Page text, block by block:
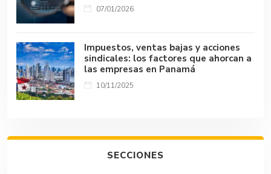
07/01/2026
Impuestos, ventas bajas y acciones
sindicales: los factores que ahorcan a
las empresas en Panamá
10/11/2025
SECCIONES